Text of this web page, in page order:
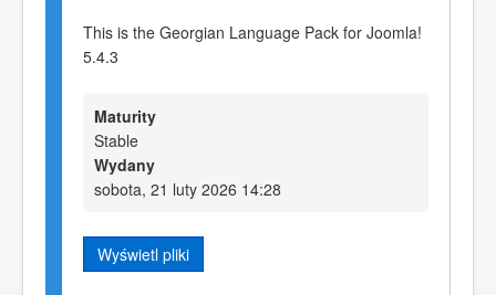
This is the Georgian Language Pack for Joomla!
5.4.3
Maturity
Stable
Wydany
sobota, 21 luty 2026 14:28
Wyświetl pliki